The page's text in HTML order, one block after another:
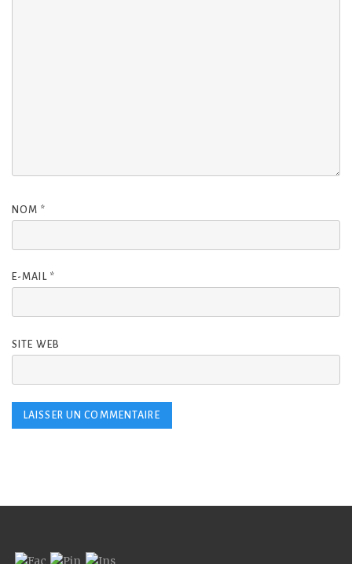
NOM *
E-MAIL *
SITE WEB